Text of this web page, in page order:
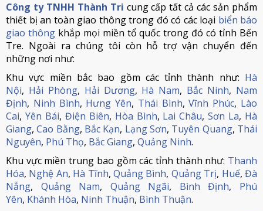
Công ty TNHH Thành Tri cung cấp tất cả các sản phẩm
thiết bị an toàn giao thông trong đó có các loại biển báo
giao thôngkhắp mọi miền tổ quốc trong đó có tỉnh Bến
Tre. Ngoài ra chúng tôi còn hỗ trợ vận chuyển đến
những nơi như:
Khu vực miền bắc bao gồm các tỉnh thành như: Hà
Nội, Hải Phòng, Hải Dương, Hà Nam, Bắc Ninh, Nam
Định, Ninh Bình, Hưng Yên, Thái Bình,Vĩnh Phúc, Lào
Cai, Yên Bái, Điện Biên, Hòa Bình, Lai Châu,Sơn La, Hà
Giang,Cao Bằng, Bắc Kạn, Lạng Sơn, Tuyên Quang, Thái
Nguyên, Phú Thọ, Bắc Giang, Quảng Ninh.
Khu vực miền trung bao gồm các tỉnh thành như: Thanh
Hóa, Nghệ An, Hà Tĩnh,Quảng Bình, Quảng Trị, Huế,Đà
Nẵng, Quảng Nam, Quảng Ngãi, Bình Định, Phú
Yên, Khánh Hòa, Ninh Thuận, Bình Thuận.